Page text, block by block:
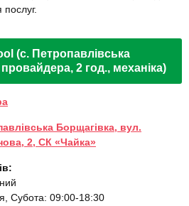
послуг.
(с. Петропавлівська
2 год., механіка)
Борщагівка, вул.
2, СК «Чайка»
Субота: 09:00-18:30